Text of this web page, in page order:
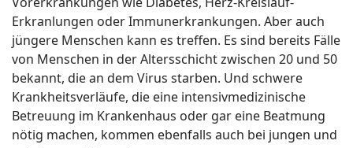
Erkranlungen oder Immunerkrankungen. Aber auch
jüngere Menschen kann es treffen. Es sind bereits Fälle
von Menschen in der Altersschicht zwischen 20 und 50
bekannt, die an dem Virus starben. Und schwere
Krankheitsverläufe, die eine intensivmedizinische
Betreuung im Krankenhaus oder gar eine Beatmung
nötig machen, kommen ebenfalls auch bei jungen und